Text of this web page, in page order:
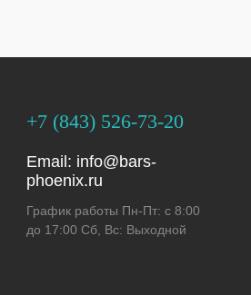
+7 (843) 526-73-20
Email: info@bars-
phoenix.ru
График работы Пн-Пт: с 8:00
до 17:00 Сб, Вс: Выходной